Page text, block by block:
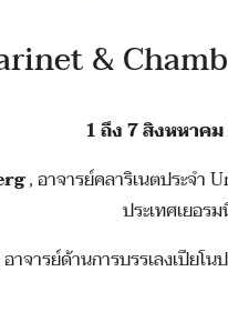
&
1 ถึง 7 สิงหหาค
, อาจารย์คลาริเนตประจำ
ประเทศเยอร
าจารย์ด้านการบรรเลงเปีย